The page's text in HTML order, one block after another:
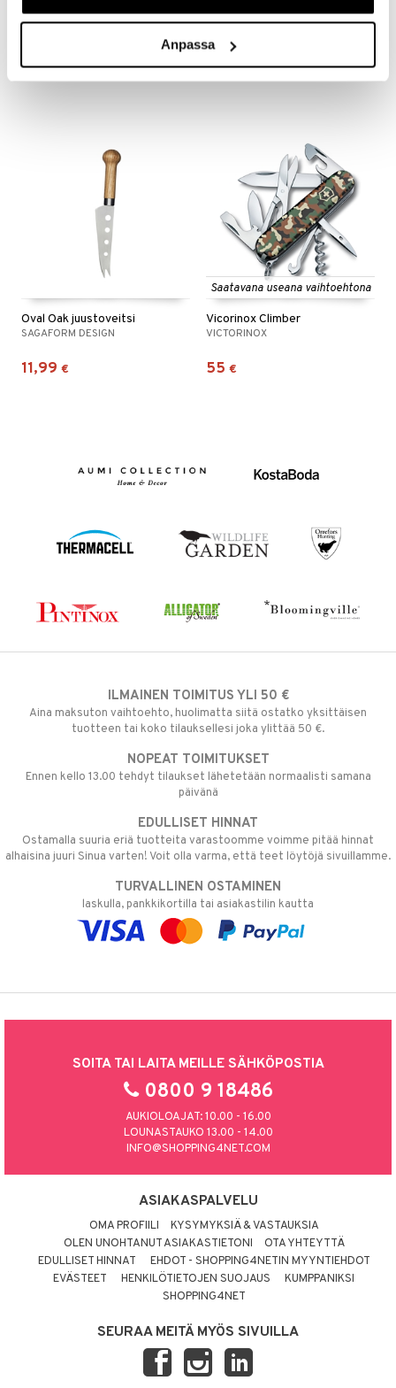
Anpassa
Akira Kiinalainen Lihaveitsi 17 cm
12,89 €
Miyabi 5000MCD Sujihiki Fileerausveitsi
385,80 €
Oval Oak juustoveitsi
SAGAFORM DESIGN
11,99 €
Saatavana useana vaihtoehtona
Vicorinox Climber
VICTORINOX
55 €
ILMAINEN TOIMITUS YLI 50 €
Aina maksuton vaihtoehto, huolimatta siitä ostatko yksittäisen
tuotteen tai koko tilauksellesi joka ylittää 50 €.
NOPEAT TOIMITUKSET
Ennen kello 13.00 tehdyt tilaukset lähetetään normaalisti samana
päivänä
EDULLISET HINNAT
Ostamalla suuria eriä tuotteita varastoomme voimme pitää hinnat
alhaisina juuri Sinua varten! Voit olla varma, että teet löytöjä sivuillamme.
TURVALLINEN OSTAMINEN
laskulla, pankkikortilla tai asiakastilin kautta
SOITA TAI LAITA MEILLE SÄHKÖPOSTIA
0800 9 18486
AUKIOLOAJAT: 10.00 - 16.00
LOUNASTAUKO 13.00 - 14.00
INFO@SHOPPING4NET.COM
ASIAKASPALVELU
OMA PROFIILI
KYSYMYKSIÄ & VASTAUKSIA
OLEN UNOHTANUT ASIAKASTIETONI
OTA YHTEYTTÄ
EDULLISET HINNAT
EHDOT - SHOPPING4NETIN MYYNTIEHDOT
EVÄSTEET
HENKILÖTIETOJEN SUOJAUS
KUMPPANIKSI
SHOPPING4NET
SEURAA MEITÄ MYÖS SIVUILLA